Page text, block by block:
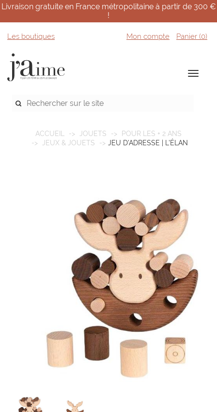
Livraison gratuite en France métropolitaine à partir de 300 €
!
Les boutiques Mon compte Panier (0)
ACCUEIL JOUETS
POUR LES + 2 ANS
JEUX & JOUETS
JEU D'ADRESSE | L'ÉLAN